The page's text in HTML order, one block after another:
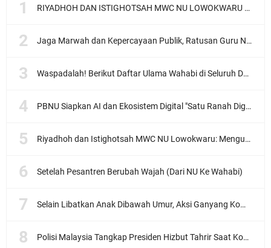
RIYADHOH DAN ISTIGHOTSAH MWC NU LOWOKWARU Menyambut Muktamar NU ke-35, Meneguhkan Sanad Laku Para Muassis
Jaga Marwah dan Kepercayaan Publik, Ratusan Guru Ngaji Kota Malang Serukan Deklarasi Ramah Anak
Waspadalah! Berikut Daftar Ulama Wahabi di Seluruh Dunia dan Karya-karyanya
PBNU Siapkan AI dan Ekosistem Digital "Satu Ranah Digital untuk Ulama", Siap Diluncurkan dalam Waktu Dekat!
Riyadhoh dan Istighotsah MWC NU Lowokwaru: Menguatkan Doa, Menjalin Ukhuwah Menyambut Muktamar NU ke-35
Setelah Pesantren Berubah Wajah (Dari NU Ke Wahabi)
Selain Libatkan Anak Dibawah Umur, Aksi Ganyang Komunis Jadi Sorotan Karena Ada Narasi Halal Sembelih Orang
Polisi Malaysia Tangkap Presiden Hizbut Tahrir Saat Konferensi Pers